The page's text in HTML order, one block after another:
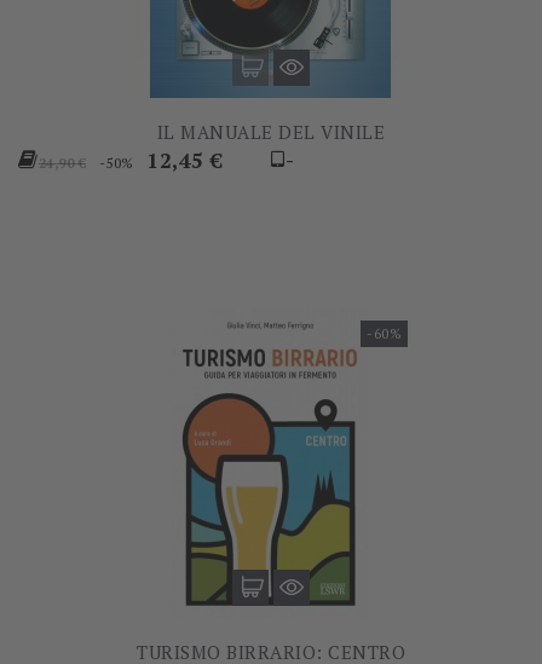
IL MANUALE DEL VINILE
Prezzo
24,90 € -50% Prezzo
12,45 € -
-60%
TURISMO BIRRARIO: CENTRO